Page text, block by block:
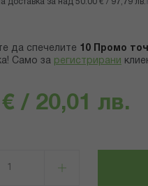
доставка за над 50.00 € / 97,79 лв.
да спечелите 10 Промо
Само за регистрирани
/ 20,01 лв.